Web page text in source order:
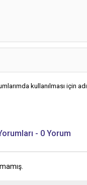
kullanılması için
- 0 Yorum